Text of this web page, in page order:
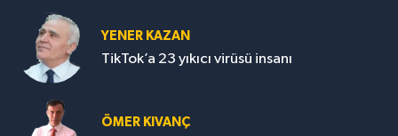
YENER KAZAN
TikTok’a 23 yıkıcı virüsü insanı
ÖMER KIVANÇ